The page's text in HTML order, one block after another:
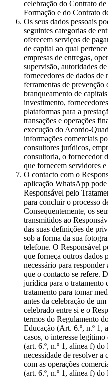
celebração do Contrato
Formação e do Contrato
Os seus dados pessoais
seguintes categorias de
oferecem serviços de
de capital ao qual
empresas de entregas,
supervisão, autoridades
fornecedores de dados de
ferramentas de prevenção
branqueamento de
investimento,
plataformas para a
transações e operações
execução do Acordo-
informações comerciais
consultores jurídicos,
consultoria, o fornecedor
que fornecem servidores
O contacto com o
aplicação WhatsApp
Responsável pelo
para concluir o processo
Consequentemente, os
transmitidos ao
das suas definições de
sob a forma da sua
telefone. O Responsável
que forneça outros dados
necessário para
que o contacto se refere.
jurídica para o tratamento
tratamento para tomar
antes da celebração de
celebrado entre si e o
termos do Regulamento
Educação (Art. 6.º, n.º 1,
casos, o interesse
(art. 6.º, n.º 1, alínea f)
necessidade de resolver a
com as operações
(art. 6.º, n.º 1, alínea f)